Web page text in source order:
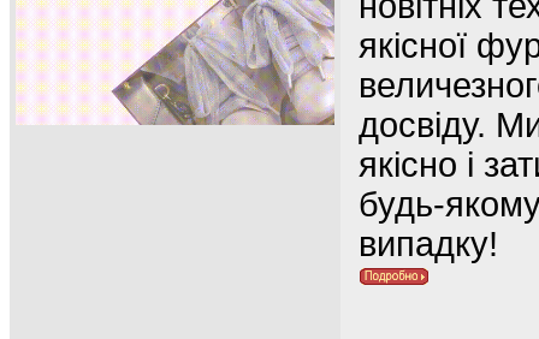
якісної
досвіду.
якісно і
будь-
випадку!